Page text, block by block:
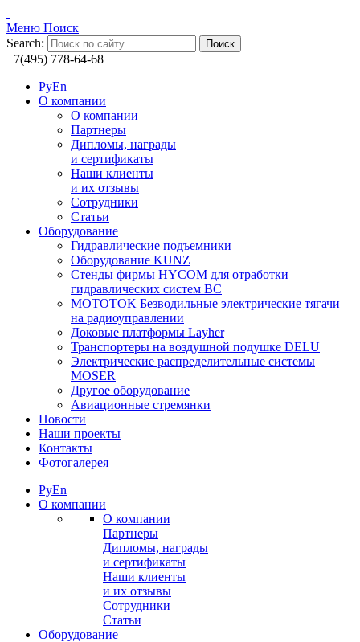
Меню Поиск
Search:
Поиск
+7(495) 778-64-68
РуEn
О компании
О компании
Партнеры
Дипломы, награды
и сертификаты
Наши клиенты
и их отзывы
Сотрудники
Статьи
Оборудование
Гидравлические подъемники
Оборудование KUNZ
Стенды фирмы HYCOM для отработки
гидравлических систем ВС
MOTOTOK Безводильные электрические тягачи
на радиоуправлении
Доковые платформы Layher
Транспортеры на воздушной подушке DELU
Электрические распределительные системы
MOSER
Другое оборудование
Авиационные стремянки
Новости
Наши проекты
Контакты
Фотогалерея
РуEn
О компании
О компании
Партнеры
Дипломы, награды
и сертификаты
Наши клиенты
и их отзывы
Сотрудники
Статьи
Оборудование